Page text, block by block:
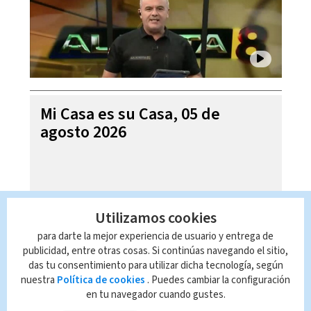
Mi Casa es su Casa, 05 de
agosto 2026
Utilizamos cookies
para darte la mejor experiencia de usuario y entrega de
publicidad, entre otras cosas. Si continúas navegando el sitio,
das tu consentimiento para utilizar dicha tecnología, según
nuestra Política de cookies . Puedes cambiar la configuración
en tu navegador cuando gustes.